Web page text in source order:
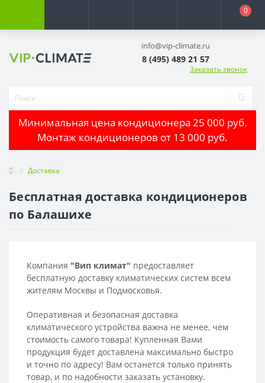
0
info@vip-climate.ru
8 (495) 489 21 57
Заказать звонок
Минимальная цена кондиционера 25 000 руб.
Монтаж кондиционеров от 13 000 руб.
Доставка
Бесплатная доставка кондиционеров
по Балашихе
Компания "Вип климат" предоставляет
бесплатную доставку климатических систем всем
жителям Москвы и Подмосковья.
Оперативная и безопасная доставка
климатического устройства важна не менее, чем
стоимость самого товара! Купленная Вами
продукция будет доставлена максимально быстро
и точно по адресу! Вам останется только принять
товар, и по надобности заказать установку.